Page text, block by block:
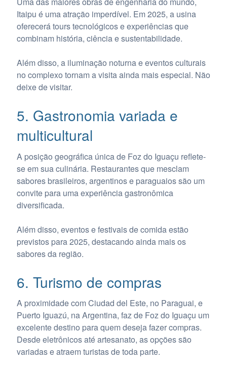
Itaipu é uma atração imperdível. Em 2025, a usina
oferecerá tours tecnológicos e experiências que
combinam história, ciência e sustentabilidade.
Além disso, a iluminação noturna e eventos culturais
no complexo tornam a visita ainda mais especial. Não
deixe de visitar.
5. Gastronomia variada e
multicultural
A posição geográfica única de Foz do Iguaçu reflete-
se em sua culinária. Restaurantes que mesclam
sabores brasileiros, argentinos e paraguaios são um
convite para uma experiência gastronômica
diversificada.
Além disso, eventos e festivais de comida estão
previstos para 2025, destacando ainda mais os
sabores da região.
6. Turismo de compras
A proximidade com Ciudad del Este, no Paraguai, e
Puerto Iguazú, na Argentina, faz de Foz do Iguaçu um
excelente destino para quem deseja fazer compras.
Desde eletrônicos até artesanato, as opções são
variadas e atraem turistas de toda parte.